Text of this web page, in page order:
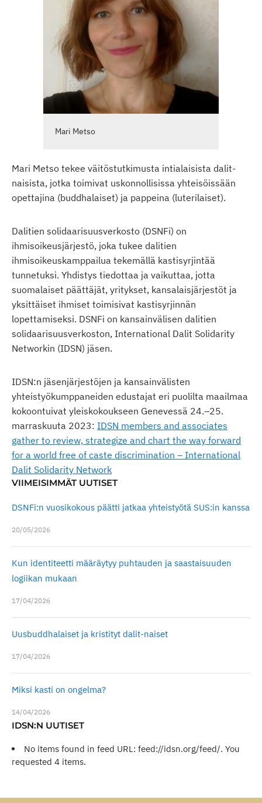
Mari Metso
Mari Metso tekee väitöstutkimusta intialaisista dalit-
naisista, jotka toimivat uskonnollisissa yhteisöissään
opettajina (buddhalaiset) ja pappeina (luterilaiset).
Dalitien solidaarisuusverkosto (DSNFi) on
ihmisoikeusjärjestö, joka tukee dalitien
ihmisoikeuskamppailua tekemällä kastisyrjintää
tunnetuksi. Yhdistys tiedottaa ja vaikuttaa, jotta
suomalaiset päättäjät, yritykset, kansalaisjärjestöt ja
yksittäiset ihmiset toimisivat kastisyrjinnän
lopettamiseksi. DSNFi on kansainvälisen dalitien
solidaarisuusverkoston, International Dalit Solidarity
Networkin (IDSN) jäsen.
IDSN:n jäsenjärjestöjen ja kansainvälisten
yhteistyökumppaneiden edustajat eri puolilta maailmaa
kokoontuivat yleiskokoukseen Genevessä 24.–25.
marraskuuta 2023: IDSN members and associates
gather to review, strategize and chart the way forward
for a world free of caste discrimination – International
Dalit Solidarity Network
VIIMEISIMMÄT UUTISET
DSNFi:n vuosikokous päätti jatkaa yhteistyötä SUS:in kanssa
20/05/2026
Kun identiteetti määräytyy puhtauden ja saastaisuuden
logiikan mukaan
17/04/2026
Uusbuddhalaiset ja kristityt dalit-naiset
17/04/2026
Miksi kasti on ongelma?
14/04/2026
IDSN:N UUTISET
No items found in feed URL: feed://idsn.org/feed/. You
requested 4 items.